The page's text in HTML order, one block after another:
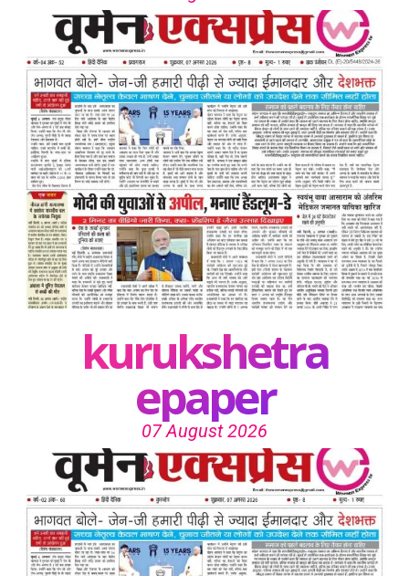
kurukshetra
epaper
07 August 2026